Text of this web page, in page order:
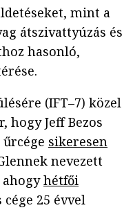
mint a
átszivattyúzás és
hasonló,
(IFT–7) közel
hogy Jeff Bezos
sikeresen
nevezett
hétfői
25 évvel